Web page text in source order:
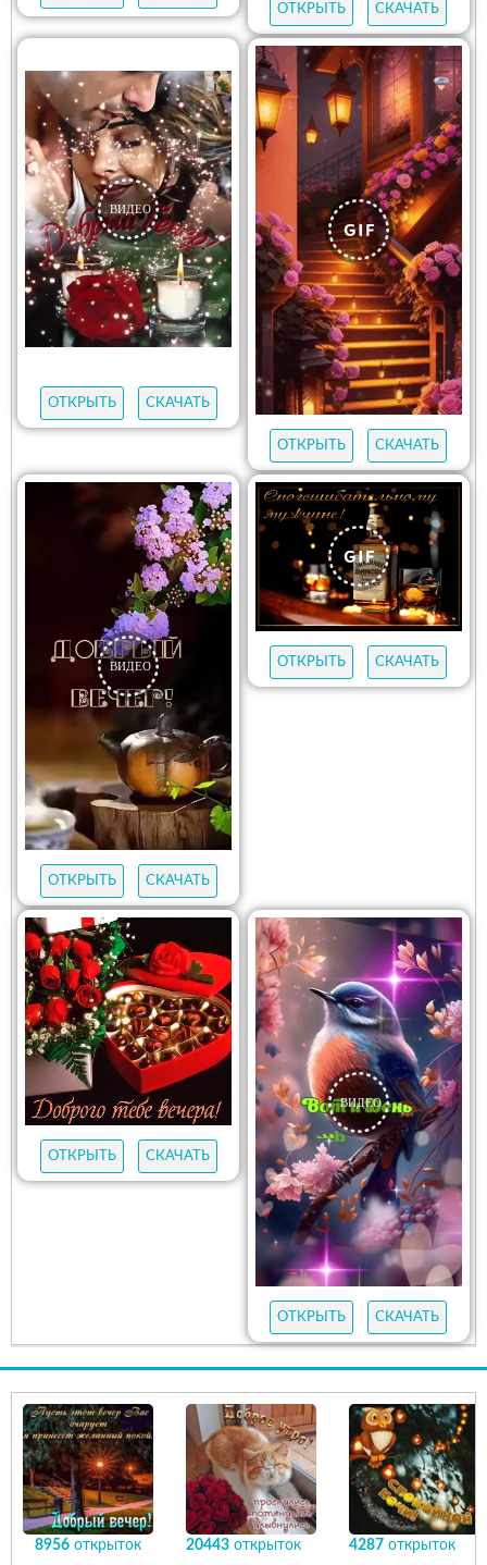
ОТКРЫТЬ
СКАЧАТЬ
ОТКРЫТЬ СКАЧАТЬ
ОТКРЫТЬ СКАЧАТЬ
ОТКРЫТЬ СКАЧАТЬ
ОТКРЫТЬ СКАЧАТЬ
ОТКРЫТЬ СКАЧАТЬ
ОТКРЫТЬ СКАЧАТЬ
8956открыток 20443 открыток 4287 открыток